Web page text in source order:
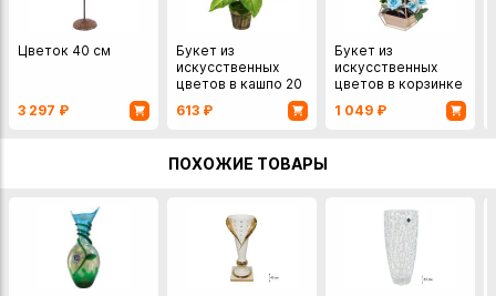
в интернет-магазине с доставкой курьером по Иркутску
или транспортной компанией по всей России.
Цветок 40 см
3 297 ₽
Букет из
искусственных
цветов в кашпо 20
613 ₽
Букет из
искусственных
цветов в корзинке
1 049 ₽
ПОХОЖИЕ ТОВАРЫ